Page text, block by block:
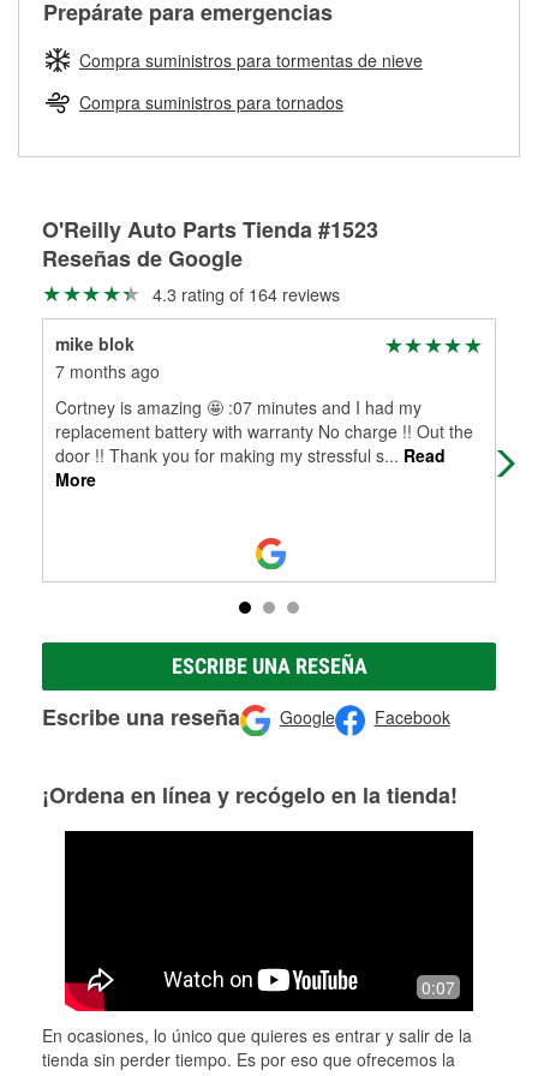
Herramientas de O'Reilly
pueden ser reutilizados, podemos ayudarte a encontrar las
partes de reemplazo correctas para tu reparación.
Rectificación de tambores y discos de freno
averiada o determina los acoplamientos y la longitud
adecuados para que te construyamos una nueva. O'Reilly
Auto Parts tiene las mangueras y los acoples adecuados
para reparar el sistema hidráulico de tu maquinaria
agrícola o de construcción.
Más información acerca del servicio de mangueras
Prepárate para emergencias
Compra suministros para tormentas de nieve
Compra suministros para tornados
O'Reilly Auto Parts Tienda #1523
Reseñas de Google
4.3 rating of 164 reviews
mike blok
7 months ago
Cortney is amazing 🤩 :07 minutes and I had my
replacement battery with warranty No charge !! Out the
door !! Thank you for making my stressful s... Read
More
ESCRIBE UNA RESEÑA
Escribe una reseña Google Facebook
¡Ordena en línea y recógelo en la tienda!
0:07
En ocasiones, lo único que quieres es entrar y salir de la
tienda sin perder tiempo. Es por eso que ofrecemos la